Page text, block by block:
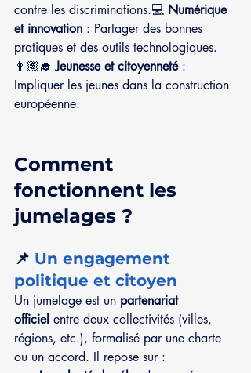
contre les discriminations.💻 Numérique
et innovation : Partager des bonnes
pratiques et des outils technologiques.
👩🏽‍🎓 Jeunesse et citoyenneté :
Impliquer les jeunes dans la construction
européenne.
Comment
fonctionnent les
jumelages ?
📌 Un engagement
politique et citoyen
Un jumelage est un partenariat
officiel entre deux collectivités (villes,
régions, etc.), formalisé par une charte
ou un accord. Il repose sur :